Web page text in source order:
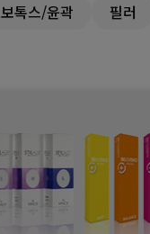
보톡스/윤곽 필러